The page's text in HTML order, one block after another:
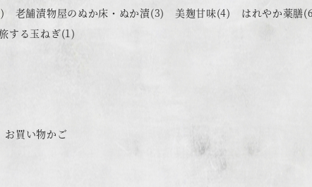
老舗漬物屋のぬか床・ぬか漬(3) 美麹甘味(4) はれやか薬膳
する玉ねぎ(1)
お買い物かご